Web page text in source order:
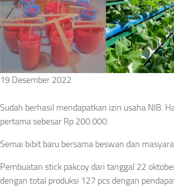
19 Desember 2022
Sudah berhasil mendapatkan izin usaha NIB.
pertama sebesar Rp.200.000.
Semai bibit baru bersama beswan dan
Pembuatan stick pakcoy dari tanggal 22
dengan total produksi 127 pcs dengan